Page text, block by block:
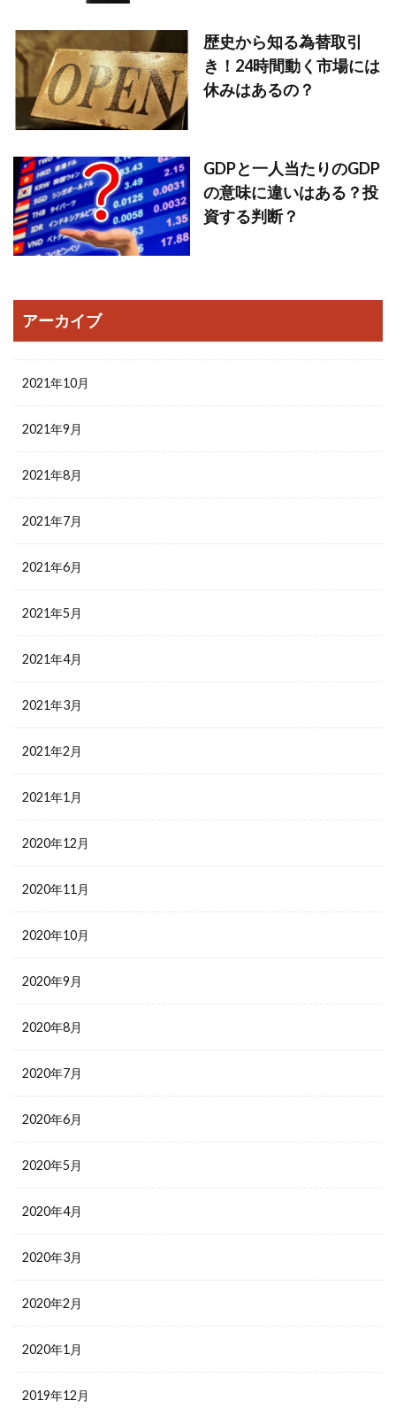
歴史から知る為替取引
き！24時間動く市場には
休みはあるの？
GDPと一人当たりのGDP
の意味に違いはある？投
資する判断？
アーカイブ
2021年10月
2021年9月
2021年8月
2021年7月
2021年6月
2021年5月
2021年4月
2021年3月
2021年2月
2021年1月
2020年12月
2020年11月
2020年10月
2020年9月
2020年8月
2020年7月
2020年6月
2020年5月
2020年4月
2020年3月
2020年2月
2020年1月
2019年12月